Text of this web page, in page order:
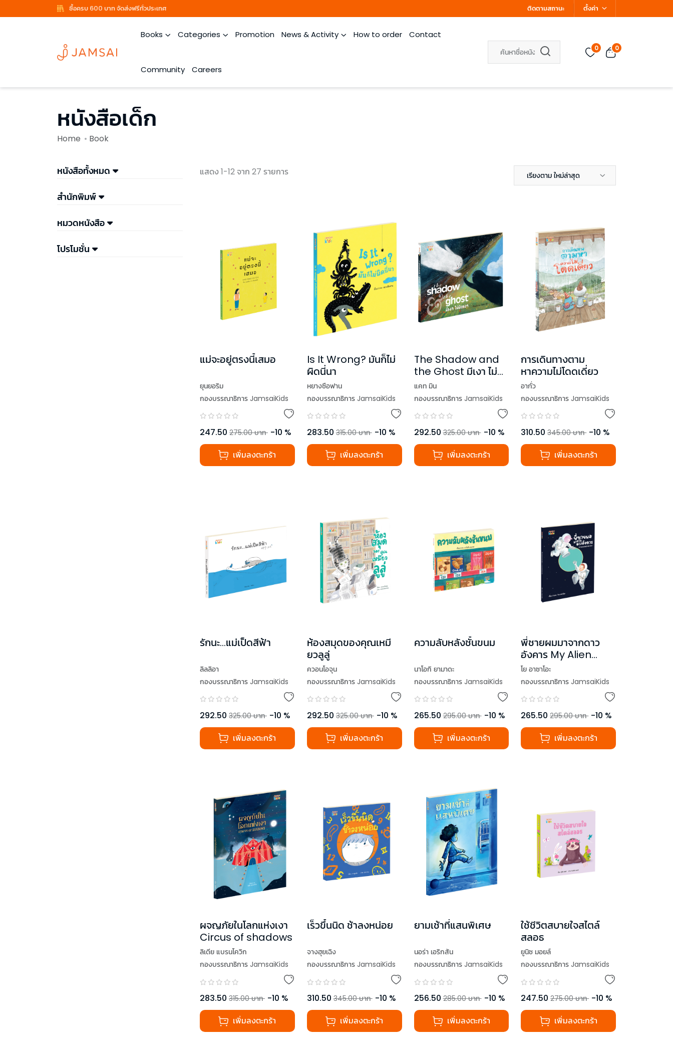
ซื้อครบ 600 บาท จัดส่งฟรีทั่วประเทศ ติดตามสถานะ ตั้งค่า
Books Categories Promotion News & Activity How to order Contact
Community Careers
0 0
หนังสือเด็ก
Home Book
หนังสือทั้งหมด
สำนักพิมพ์
หมวดหนังสือ
โปรโมชั่น
แสดง 1-12 จาก 27 รายการ เรียงตาม ใหม่ล่าสุด
แม่จะอยู่ตรงนี้เสมอ
ยุนยอริม
กองบรรณาธิการ JamsaiKids
247.50 275.00 บาท -10 %
เพิ่มลงตะกร้า
Is It Wrong? มันก็ไม่
ผิดนี่นา
หยางซือฟาน
กองบรรณาธิการ JamsaiKids
283.50 315.00 บาท -10 %
เพิ่มลงตะกร้า
The Shadow and
the Ghost มีเงา ไม่มี
เหงา
แคท มิน
กองบรรณาธิการ JamsaiKids
292.50 325.00 บาท -10 %
เพิ่มลงตะกร้า
การเดินทางตาม
หาความไม่โดดเดี่ยว
อากั่ว
กองบรรณาธิการ JamsaiKids
310.50 345.00 บาท -10 %
เพิ่มลงตะกร้า
รักนะ...แม่เป็ดสีฟ้า
ลิลลิอา
กองบรรณาธิการ JamsaiKids
292.50 325.00 บาท -10 %
เพิ่มลงตะกร้า
ห้องสมุดของคุณเหมี
ยวลูลู่
ควอนโอจุน
กองบรรณาธิการ JamsaiKids
292.50 325.00 บาท -10 %
เพิ่มลงตะกร้า
ความลับหลังชั้นขนม
นาโอกิ ยามาดะ
กองบรรณาธิการ JamsaiKids
265.50 295.00 บาท -10 %
เพิ่มลงตะกร้า
พี่ชายผมมาจากดาว
อังคาร My Alien
brother and I
โย อาซาโอะ
กองบรรณาธิการ JamsaiKids
265.50 295.00 บาท -10 %
เพิ่มลงตะกร้า
ผจญภัยในโลกแห่งเงา
Circus of shadows
ลิเดีย แบรนโควิก
กองบรรณาธิการ JamsaiKids
283.50 315.00 บาท -10 %
เพิ่มลงตะกร้า
เร็วขึ้นนิด ช้าลงหน่อย
จางฮุยเฉิง
กองบรรณาธิการ JamsaiKids
310.50 345.00 บาท -10 %
เพิ่มลงตะกร้า
ยามเช้าที่แสนพิเศษ
นอร่า เอริกสัน
กองบรรณาธิการ JamsaiKids
256.50 285.00 บาท -10 %
เพิ่มลงตะกร้า
ใช้ชีวิตสบายใจสไตล์
สลอธ
ยูนิซ มอยล์
กองบรรณาธิการ JamsaiKids
247.50 275.00 บาท -10 %
เพิ่มลงตะกร้า